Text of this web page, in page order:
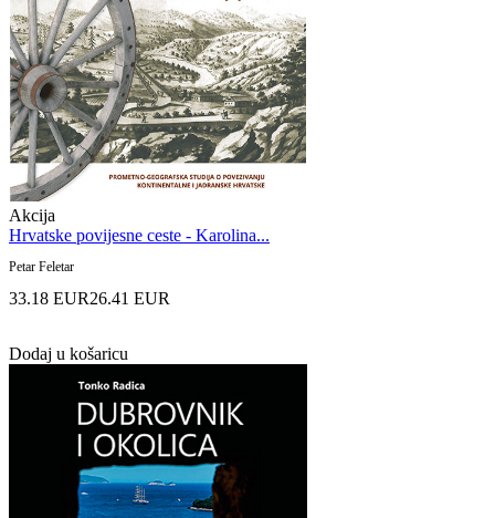
Akcija
Hrvatske povijesne ceste - Karolina...
Petar Feletar
33.18 EUR26.41 EUR
Dodaj u košaricu